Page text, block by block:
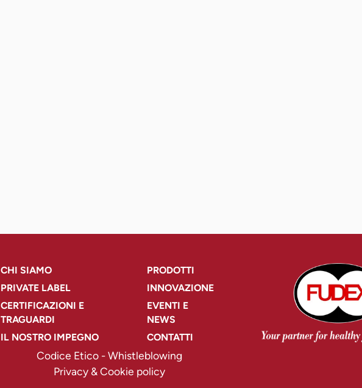
CHI SIAMO
PRIVATE LABEL
CERTIFICAZIONI E
TRAGUARDI
IL NOSTRO IMPEGNO
PRODOTTI
INNOVAZIONE
EVENTI E
NEWS
CONTATTI
Codice Etico - Whistleblowing
Privacy & Cookie policy